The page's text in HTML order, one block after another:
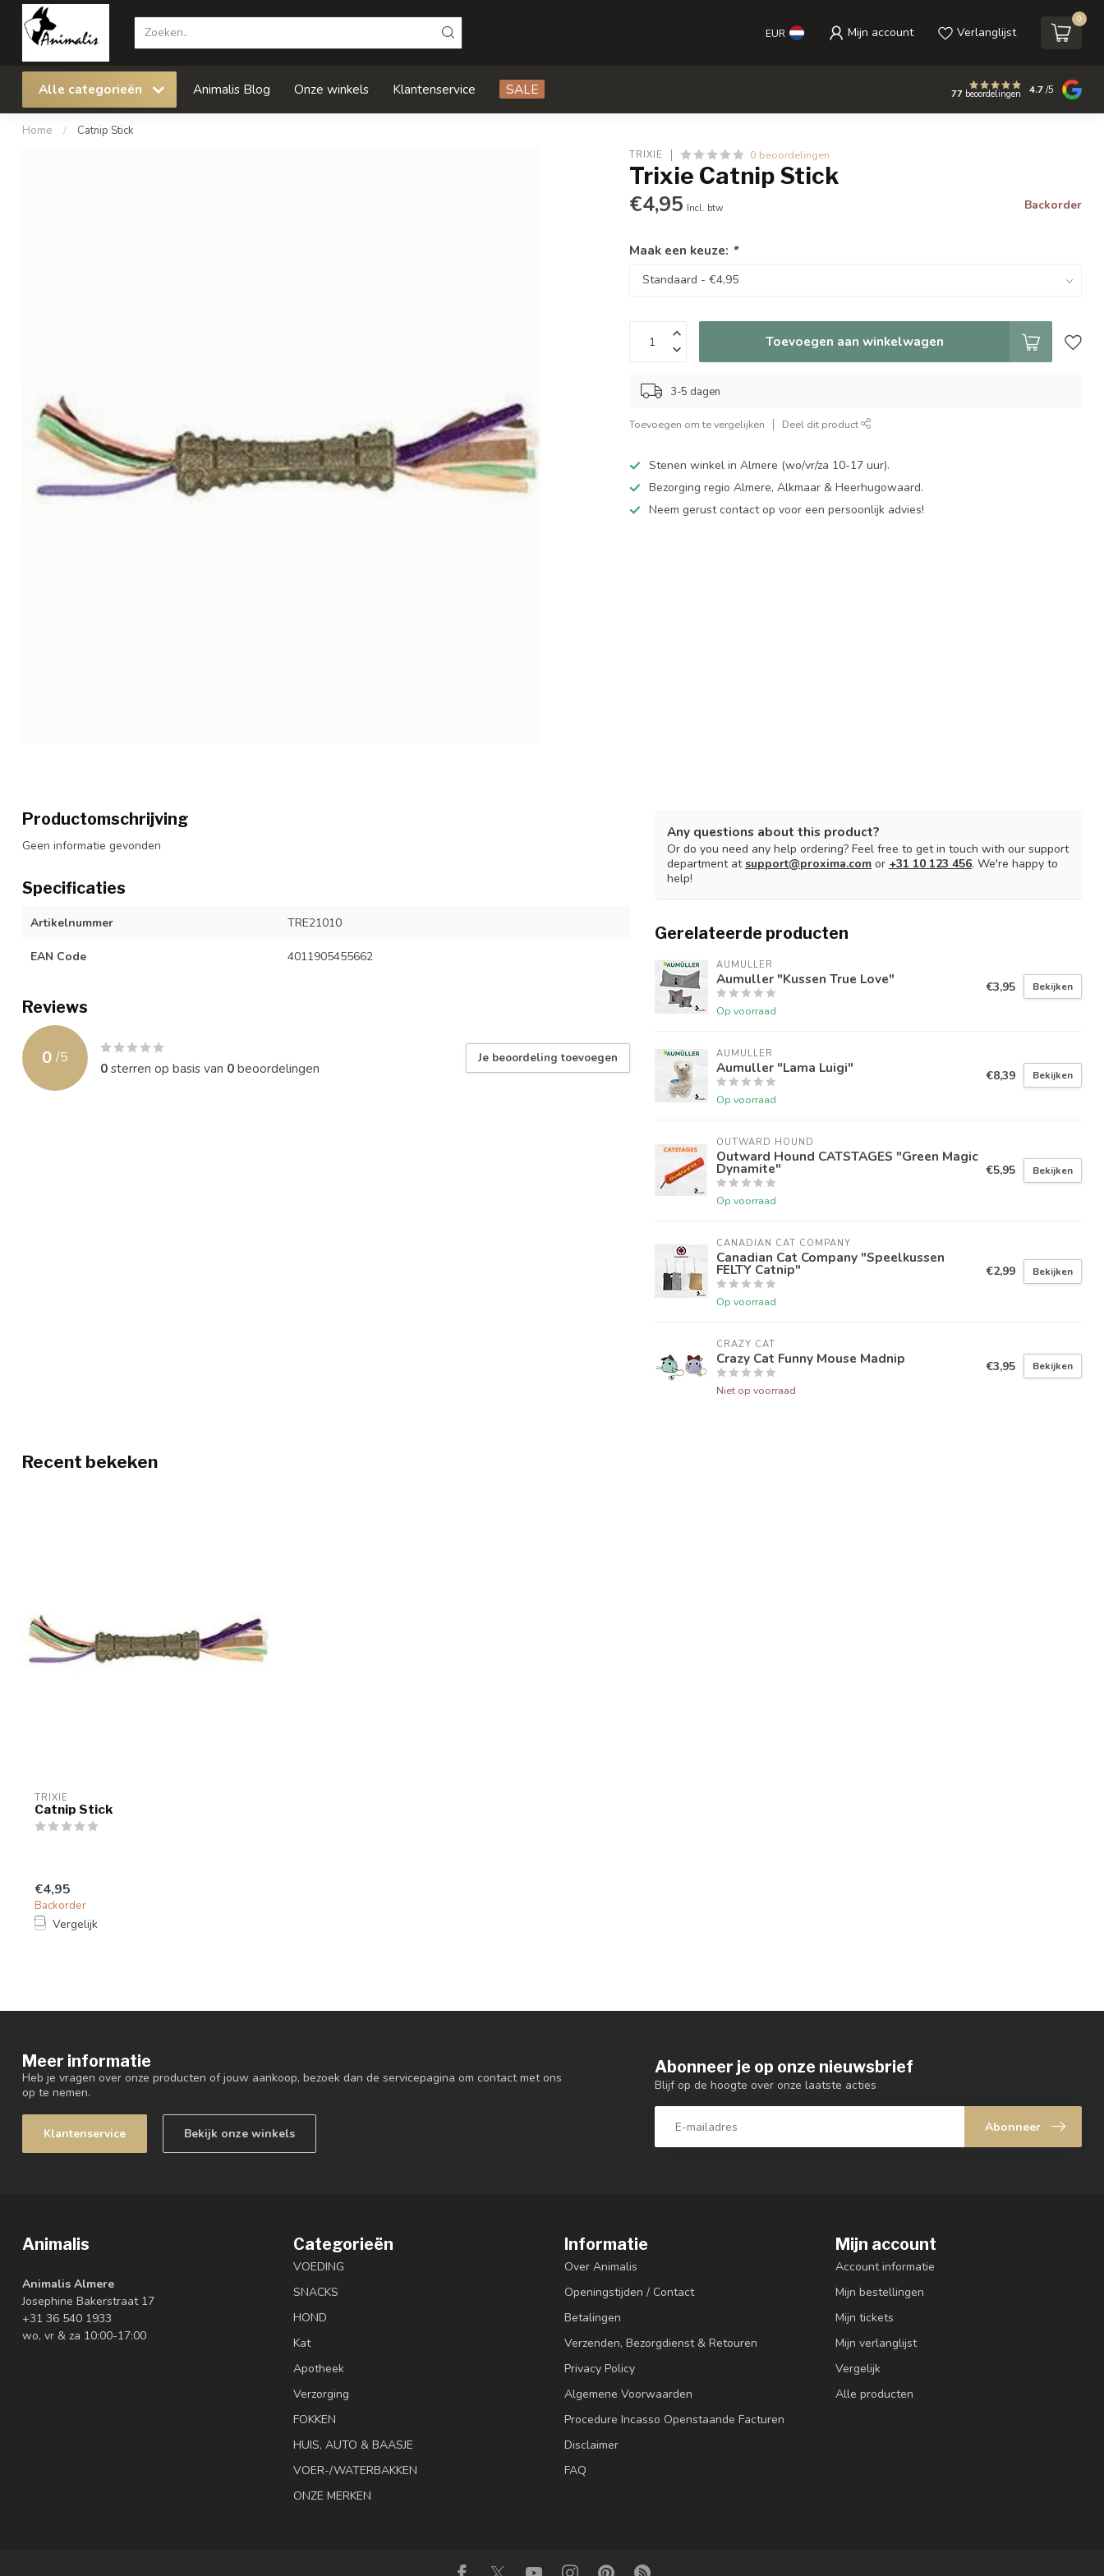
EUR Mijn account Verlanglijst
0
Alle categorieën Animalis Blog Onze winkels Klantenservice SALE 77 beoordelingen 4.7/5
Home / Catnip Stick
TRIXIE 0 beoordelingen
Trixie Catnip Stick
€4,95 Incl. btw Backorder
Maak een keuze: *
Toevoegen aan winkelwagen
3-5 dagen
Toevoegen om te vergelijken Deel dit product
Stenen winkel in Almere (wo/vr/za 10-17 uur).
Bezorging regio Almere, Alkmaar & Heerhugowaard.
Neem gerust contact op voor een persoonlijk advies!
Productomschrijving
Geen informatie gevonden
Specificaties
Artikelnummer TRE21010
EAN Code 4011905455662
Reviews
0 /5
0sterren op basis van 0beoordelingen
Je beoordeling toevoegen
Any questions about this product?
Or do you need any help ordering? Feel free to get in touch with our support
department atsupport@proxima.com or +31 10 123 456. We're happy to
help!
Gerelateerde producten
AUMULLER
Aumuller "Kussen True Love"
Op voorraad
€3,95 Bekijken
AUMULLER
Aumuller "Lama Luigi"
Op voorraad
€8,39 Bekijken
OUTWARD HOUND
Outward Hound CATSTAGES "Green Magic
Dynamite"
Op voorraad
€5,95 Bekijken
CANADIAN CAT COMPANY
Canadian Cat Company "Speelkussen
FELTY Catnip"
Op voorraad
€2,99 Bekijken
CRAZY CAT
Crazy Cat Funny Mouse Madnip
Niet op voorraad
€3,95 Bekijken
Recent bekeken
TRIXIE
Catnip Stick
€4,95
Backorder
Vergelijk
Meer informatie
Heb je vragen over onze producten of jouw aankoop, bezoek dan de servicepagina om contact met ons
op te nemen.
Klantenservice Bekijk onze winkels
Abonneer je op onze nieuwsbrief
Blijf op de hoogte over onze laatste acties
Abonneer
Animalis
Animalis Almere
Josephine Bakerstraat 17
+31 36 540 1933
wo, vr & za 10:00-17:00
Categorieën
VOEDING
SNACKS
HOND
Kat
Apotheek
Verzorging
FOKKEN
HUIS, AUTO & BAASJE
VOER-/WATERBAKKEN
ONZE MERKEN
Informatie
Over Animalis
Openingstijden / Contact
Betalingen
Verzenden, Bezorgdienst & Retouren
Privacy Policy
Algemene Voorwaarden
Procedure Incasso Openstaande Facturen
Disclaimer
FAQ
Mijn account
Account informatie
Mijn bestellingen
Mijn tickets
Mijn verlanglijst
Vergelijk
Alle producten